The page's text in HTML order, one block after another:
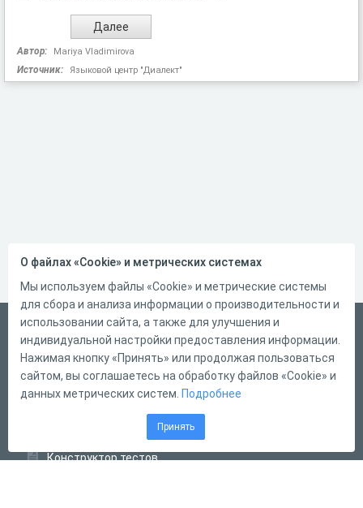
Автор: Mariya Vladimirova
Источник: Языковой центр "Диалект"
Русский
Справка
Форма обратной связи
Конструктор тестов
О файлах «Cookie» и метрических системах
Мы используем файлы «Cookie» и метрические системы
для сбора и анализа информации о производительности и
использовании сайта, а также для улучшения и
индивидуальной настройки предоставления информации.
Нажимая кнопку «Принять» или продолжая пользоваться
сайтом, вы соглашаетесь на обработку файлов «Cookie» и
данных метрических систем. Подробнее
Принять